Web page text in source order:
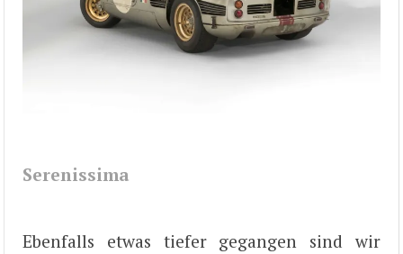
Serenissima
Ebenfalls etwas tiefer gegangen sind wir